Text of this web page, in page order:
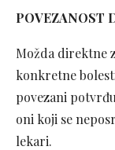
POVEZANOST
Možda direktne
konkretne
povezani
oni koji se
lekari.